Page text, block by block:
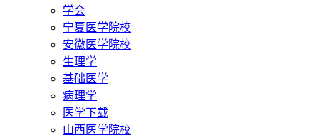
学会
宁夏医学院校
安徽医学院校
生理学
基础医学
病理学
医学下载
山西医学院校